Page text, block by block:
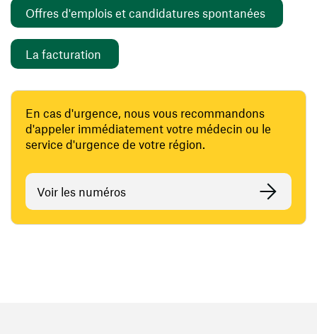
Offres d'emplois et candidatures spontanées
La facturation
En cas d'urgence, nous vous recommandons
d'appeler immédiatement votre médecin ou le
service d'urgence de votre région.
Voir les numéros